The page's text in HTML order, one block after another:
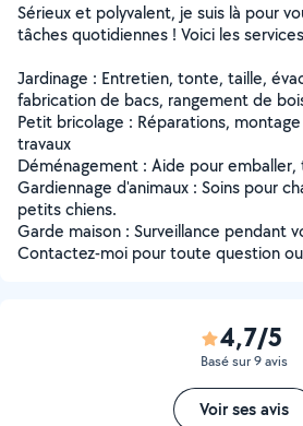
Sérieux et polyvalent, je suis là pour
tâches quotidiennes ! Voici les
Jardinage : Entretien, tonte, taille,
fabrication de bacs, rangement de
Petit bricolage : Réparations,
travaux
Déménagement : Aide pour
Gardiennage d'animaux : Soins pour
petits chiens.
Garde maison : Surveillance pendant
Contactez-moi pour toute question
4,7/5
Basé sur 9 avis
Voir ses avis